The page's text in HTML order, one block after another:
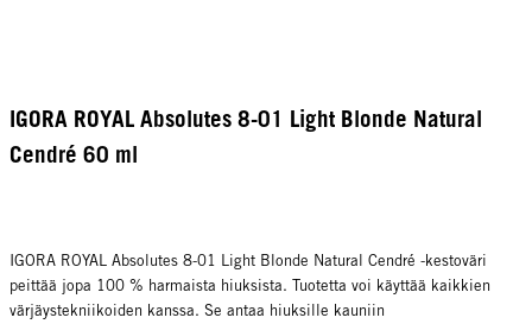
IGORA ROYAL Absolutes 8-01 Light Blonde Natural
Cendré 60 ml
IGORA ROYAL Absolutes 8-01 Light Blonde Natural Cendré -kestoväri
peittää jopa 100 % harmaista hiuksista. Tuotetta voi käyttää kaikkien
värjäystekniikoiden kanssa. Se antaa hiuksille kauniin